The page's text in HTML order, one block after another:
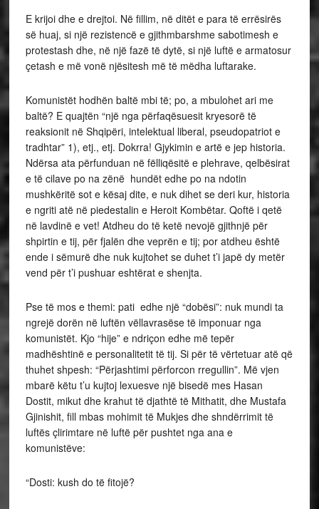
E krijoi dhe e drejtoi. Në fillim, në ditët e para të errësirës
së huaj, si një rezistencë e gjithmbarshme sabotimesh e
protestash dhe, në një fazë të dytë, si një luftë e armatosur
çetash e më vonë njësitesh më të mëdha luftarake.
Komunistët hodhën baltë mbi të; po, a mbulohet ari me
baltë? E quajtën “një nga përfaqësuesit kryesorë të
reaksionit në Shqipëri, intelektual liberal, pseudopatriot e
tradhtar” 1), etj., etj. Dokrra! Gjykimin e artë e jep historia.
Ndërsa ata përfunduan në fëlliqësitë e plehrave, qelbësirat
e të cilave po na zënë hundët edhe po na ndotin
mushkëritë sot e kësaj dite, e nuk dihet se deri kur, historia
e ngriti atë në piedestalin e Heroit Kombëtar. Qoftë i qetë
në lavdinë e vet! Atdheu do të ketë nevojë gjithnjë për
shpirtin e tij, për fjalën dhe veprën e tij; por atdheu është
ende i sëmurë dhe nuk kujtohet se duhet t’i japë dy metër
vend për t’i pushuar eshtërat e shenjta.
Pse të mos e themi: pati edhe një “dobësi”: nuk mundi ta
ngrejë dorën në luftën vëllavrasëse të imponuar nga
komunistët. Kjo “hije” e ndriçon edhe më tepër
madhështinë e personalitetit të tij. Si për të vërtetuar atë që
thuhet shpesh: “Përjashtimi përforcon rregullin”. Më vjen
mbarë këtu t’u kujtoj lexuesve një bisedë mes Hasan
Dostit, mikut dhe krahut të djathtë të Mithatit, dhe Mustafa
Gjinishit, fill mbas mohimit të Mukjes dhe shndërrimit të
luftës çlirimtare në luftë për pushtet nga ana e
komunistëve:
“Dosti: kush do të fitojë?